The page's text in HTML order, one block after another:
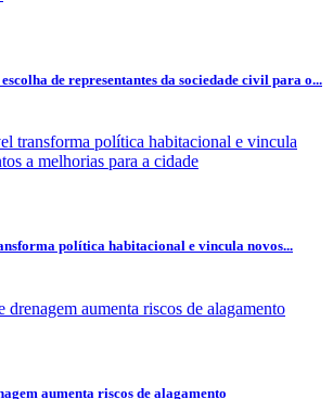
de representantes da sociedade civil para o...
política habitacional e vincula novos...
aumenta riscos de alagamento